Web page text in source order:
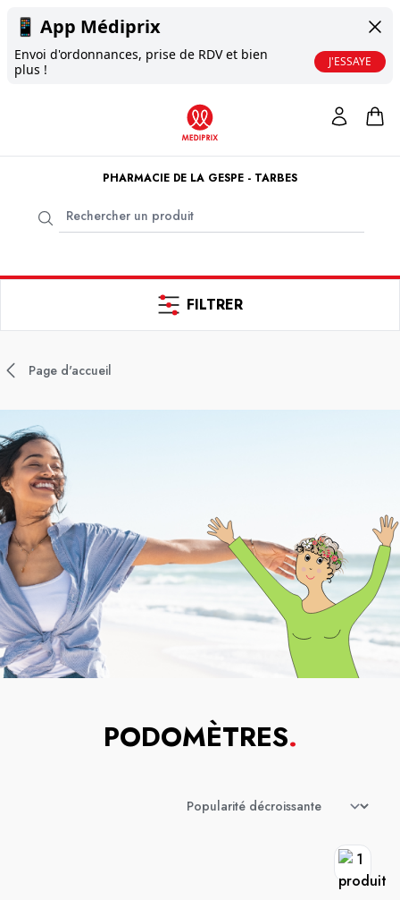
📱 App Médiprix
Envoi d'ordonnances, prise de RDV et bien
plus !
J'ESSAYE
PHARMACIE DE LA GESPE - TARBES
FILTRER
Page d'accueil
PODOMÈTRES.